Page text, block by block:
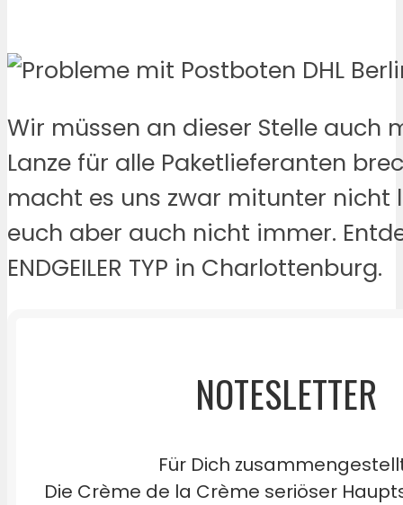
Wir müssen an dieser Stelle auch
Lanze für alle Paketlieferanten
macht es uns zwar mitunter nicht
euch aber auch nicht immer.
ENDGEILER TYP in Charlottenburg.
NOTESLETTER
Für Dich
Die Crème de la Crème seriöser